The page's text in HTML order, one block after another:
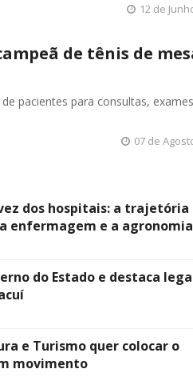
12 de
de tênis de
pacientes para consultas,
07 de
dos hospitais: a trajetória
enfermagem e a agronomia
do Estado e destaca
e Turismo quer colocar o
movimento